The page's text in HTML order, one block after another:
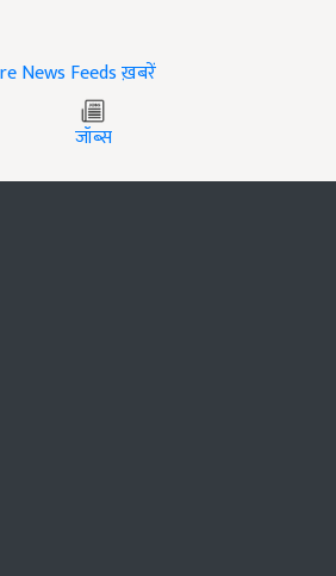
ख़बरें
जॉब्स